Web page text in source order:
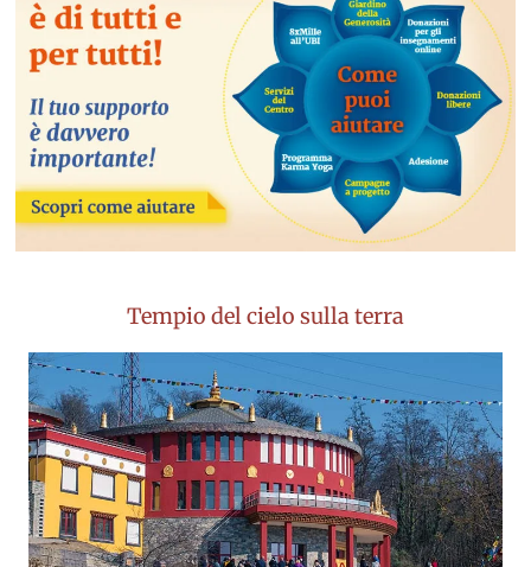
Tempio del cielo sulla terra